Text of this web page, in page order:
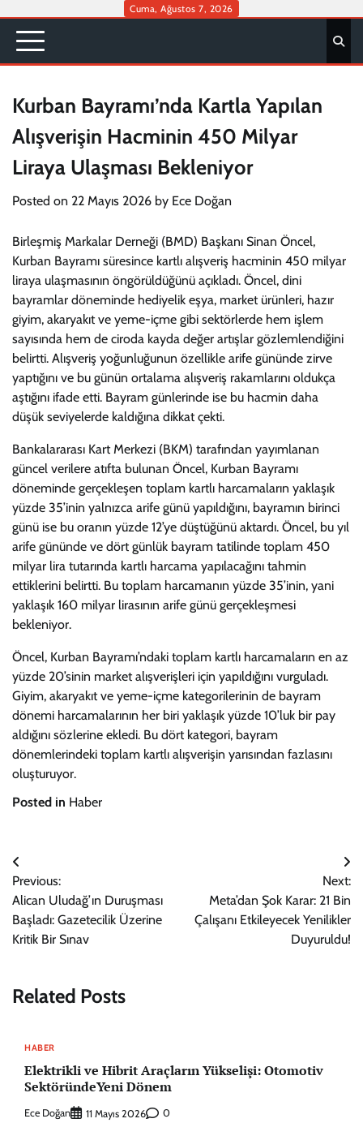
content
Cuma, Ağustos 7, 2026
Kurban Bayramı’nda Kartla Yapılan
Alışverişin Hacminin 450 Milyar
Liraya Ulaşması Bekleniyor
Posted on 22 Mayıs 2026 by Ece Doğan
Birleşmiş Markalar Derneği (BMD) Başkanı Sinan Öncel,
Kurban Bayramı süresince kartlı alışveriş hacminin 450 milyar
liraya ulaşmasının öngörüldüğünü açıkladı. Öncel, dini
bayramlar döneminde hediyelik eşya, market ürünleri, hazır
giyim, akaryakıt ve yeme-içme gibi sektörlerde hem işlem
sayısında hem de ciroda kayda değer artışlar gözlemlendiğini
belirtti. Alışveriş yoğunluğunun özellikle arife gününde zirve
yaptığını ve bu günün ortalama alışveriş rakamlarını oldukça
aştığını ifade etti. Bayram günlerinde ise bu hacmin daha
düşük seviyelerde kaldığına dikkat çekti.
Bankalararası Kart Merkezi (BKM) tarafından yayımlanan
güncel verilere atıfta bulunan Öncel, Kurban Bayramı
döneminde gerçekleşen toplam kartlı harcamaların yaklaşık
yüzde 35’inin yalnızca arife günü yapıldığını, bayramın birinci
günü ise bu oranın yüzde 12’ye düştüğünü aktardı. Öncel, bu yıl
arife gününde ve dört günlük bayram tatilinde toplam 450
milyar lira tutarında kartlı harcama yapılacağını tahmin
ettiklerini belirtti. Bu toplam harcamanın yüzde 35’inin, yani
yaklaşık 160 milyar lirasının arife günü gerçekleşmesi
bekleniyor.
Öncel, Kurban Bayramı’ndaki toplam kartlı harcamaların en az
yüzde 20’sinin market alışverişleri için yapıldığını vurguladı.
Giyim, akaryakıt ve yeme-içme kategorilerinin de bayram
dönemi harcamalarının her biri yaklaşık yüzde 10’luk bir pay
aldığını sözlerine ekledi. Bu dört kategori, bayram
dönemlerindeki toplam kartlı alışverişin yarısından fazlasını
oluşturuyor.
Posted in Haber
Yazı
gezinmesi
Previous:
Alican Uludağ’ın Duruşması
Başladı: Gazetecilik Üzerine
Kritik Bir Sınav
Next:
Meta’dan Şok Karar: 21 Bin
Çalışanı Etkileyecek Yenilikler
Duyuruldu!
Related Posts
HABER
Elektrikli ve Hibrit Araçların Yükselişi: Otomotiv
SektöründeYeni Dönem
Ece Doğan 11 Mayıs 2026 0